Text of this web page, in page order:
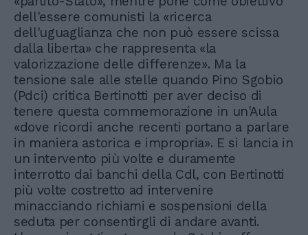
dell'essere comunisti la «ricerca
dell'uguaglianza che non può essere scissa
dalla liberta» che rappresenta «la
valorizzazione delle differenze». Ma la
tensione sale alle stelle quando Pino Sgobio
(Pdci) critica Bertinotti per aver deciso di
tenere questa commemorazione in un'Aula
«dove ricordi anche recenti portano a parlare
in maniera astorica e impropria». E si lancia in
un intervento più volte e duramente
interrotto dai banchi della Cdl, con Bertinotti
più volte costretto ad intervenire
minacciando richiami e sospensioni della
seduta per consentirgli di andare avanti.